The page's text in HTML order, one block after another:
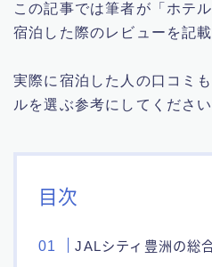
この記事では筆者が「ホテ
宿泊した際のレビューを記
実際に宿泊した人の口コミ
ルを選ぶ参考にしてください
目次
JALシティ豊洲の総